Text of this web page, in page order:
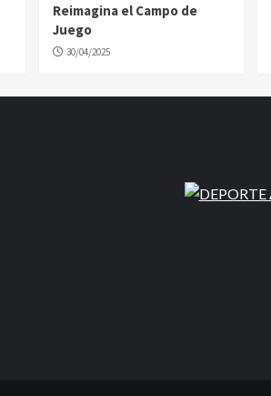
Reimagina el Campo de
Juego
30/04/2025